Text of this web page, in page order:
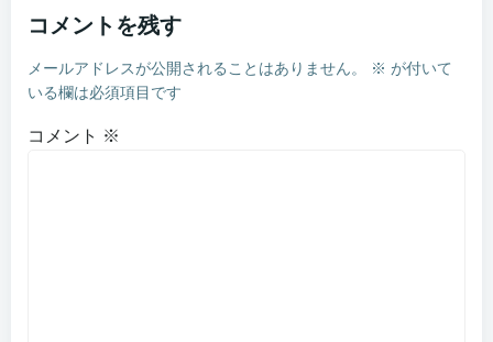
コメントを残す
メールアドレスが公開されることはありません。 ※ が付いて
いる欄は必須項目です
コメント ※